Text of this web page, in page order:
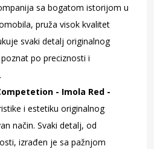
sa bogatom istorijom u
pruža visok kvalitet
svaki detalj originalnog
po preciznosti i
- Imola Red -
i estetiku originalnog
način. Svaki detalj, od
izrađen je sa pažnjom